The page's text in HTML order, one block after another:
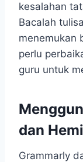
kesalahan
Bacalah
menemukan
perlu
guru untuk
dan
Grammarly